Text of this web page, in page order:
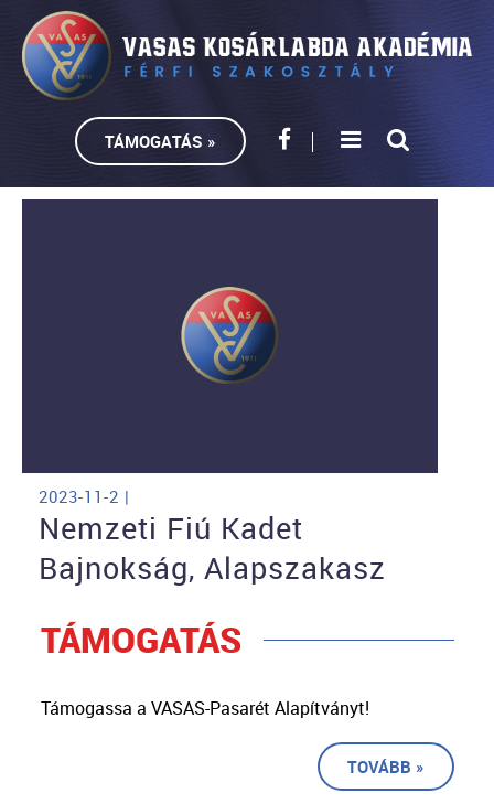
TÁMOGATÁS »
2023-11-2 |
Nemzeti Fiú Kadet
Bajnokság, Alapszakasz
TÁMOGATÁS
Támogassa a VASAS-Pasarét Alapítványt!
TOVÁBB »